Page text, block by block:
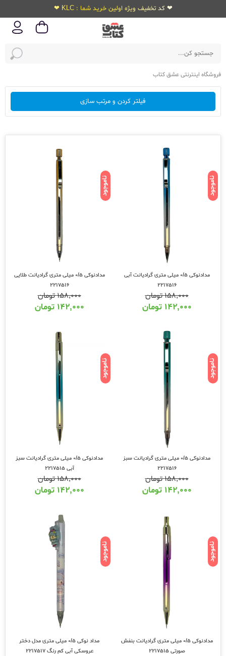
❤ کد تخفیف ویژه اولین خرید شما : KLC ❤
فروشگاه اینترنتی عشق کتاب
فیلتر کردن و مرتب سازی
ناموجود
مدادنوکی 0/5 میلی متری گرادیانت آبی
2217516
۱۵۸,۰۰۰تومان
۱۴۲,۰۰۰ تومان
ناموجود
مدادنوکی 0/5 میلی متری گرادیانت طلایی
2217516
۱۵۸,۰۰۰تومان
۱۴۲,۰۰۰ تومان
ناموجود
مدادنوکی 0/5 میلی متری گرادیانت سبز
2217516
۱۵۸,۰۰۰تومان
۱۴۲,۰۰۰ تومان
ناموجود
مدادنوکی 0/5 میلی متری گرادیانت سبز
آبی 2217515
۱۵۸,۰۰۰تومان
۱۴۲,۰۰۰ تومان
ناموجود
مدادنوکی 0/5 میلی متری گرادیانت بنفش
صورتی 2217515
ناموجود
مداد نوکی 0/5 میلی متری مدل دختر
عروسکی آبی کم رنگ 2217517